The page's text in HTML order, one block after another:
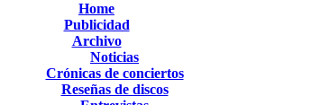
Home
Publicidad
Archivo
Noticias
Crónicas de conciertos
Reseñas de discos